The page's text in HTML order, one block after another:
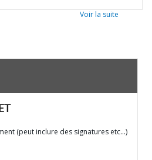
Voir la suite
(peut inclure des signatures etc…)